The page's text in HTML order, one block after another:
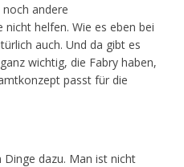
andere
helfen. Wie es eben bei
auch. Und da gibt es
wichtig, die Fabry haben,
passt für die
dazu. Man ist nicht